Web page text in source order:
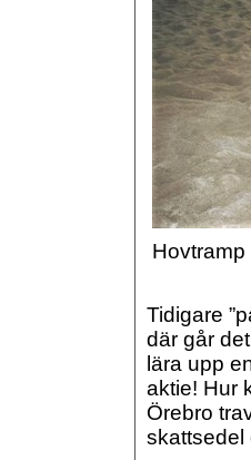
Hovtramp
Tidigare
där går
lära upp
aktie! Hur
Örebro
skattsedel